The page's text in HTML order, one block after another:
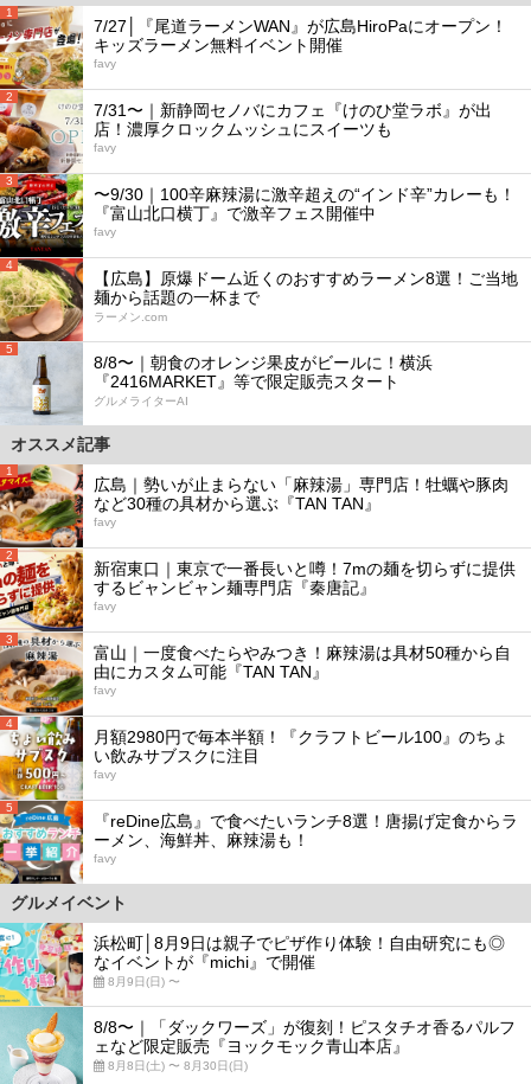
1
7/27│『尾道ラーメンWAN』が広島HiroPaにオープン！
キッズラーメン無料イベント開催
favy
2
7/31〜｜新静岡セノバにカフェ『けのひ堂ラボ』が出
店！濃厚クロックムッシュにスイーツも
favy
3
〜9/30｜100辛麻辣湯に激辛超えの“インド辛”カレーも！
『富山北口横丁』で激辛フェス開催中
favy
4
【広島】原爆ドーム近くのおすすめラーメン8選！ご当地
麺から話題の一杯まで
ラーメン.com
5
8/8〜｜朝食のオレンジ果皮がビールに！横浜
『2416MARKET』等で限定販売スタート
グルメライターAI
オススメ記事
1
広島｜勢いが止まらない「麻辣湯」専門店！牡蠣や豚肉
など30種の具材から選ぶ『TAN TAN』
favy
2
新宿東口｜東京で一番長いと噂！7mの麺を切らずに提供
するビャンビャン麺専門店『秦唐記』
favy
3
富山｜一度食べたらやみつき！麻辣湯は具材50種から自
由にカスタム可能『TAN TAN』
favy
4
月額2980円で毎本半額！『クラフトビール100』のちょ
い飲みサブスクに注目
favy
5
『reDine広島』で食べたいランチ8選！唐揚げ定食からラ
ーメン、海鮮丼、麻辣湯も！
favy
グルメイベント
浜松町│8月9日は親子でピザ作り体験！自由研究にも◎
なイベントが『michi』で開催
8月9日(日) 〜
8/8〜｜「ダックワーズ」が復刻！ピスタチオ香るパルフ
ェなど限定販売『ヨックモック青山本店』
8月8日(土) 〜 8月30日(日)